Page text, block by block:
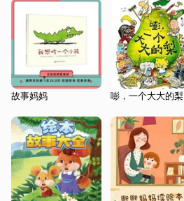
故事妈妈 嘭，一个大大的梨